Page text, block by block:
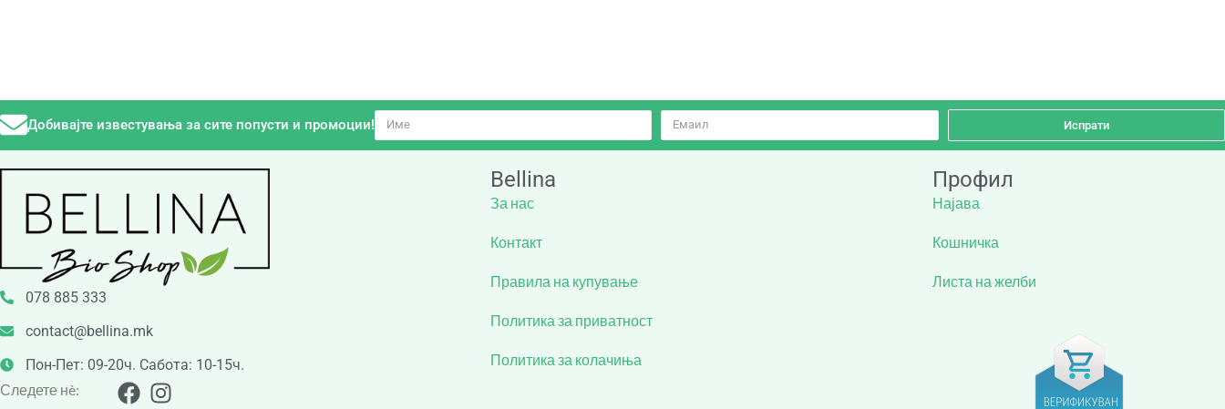
Добивајте известувања за сите попусти и промоции! Испрати
078 885 333
contact@bellina.mk
Пон-Пет: 09-20ч. Сабота: 10-15ч.
Следете нè:
Bellina
За нас
Контакт
Правила на купување
Политика за приватност
Политика за колачиња
Профил
Најава
Кошничка
Листа на желби